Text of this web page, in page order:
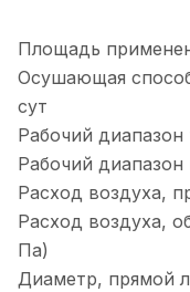
Площадь
Осушающая
сут
Рабочий
Рабочий
Расход воздуха,
Расход воздуха,
Па)
Диаметр, прямой